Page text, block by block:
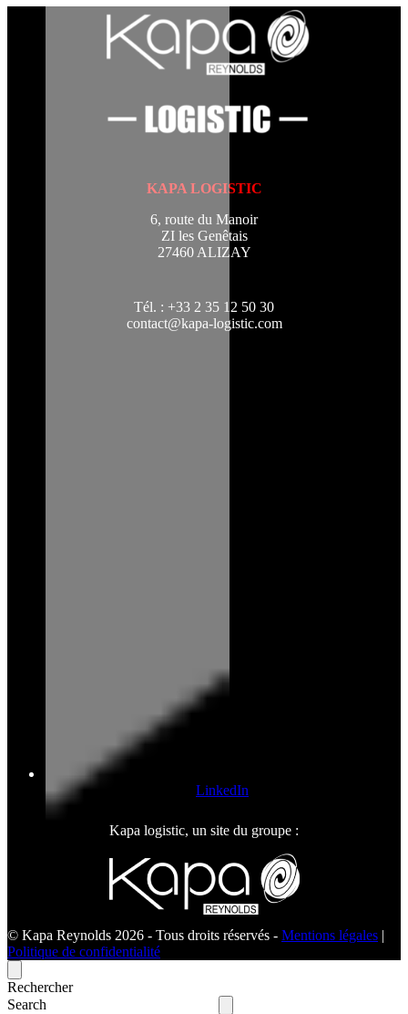
KAPA LOGISTIC
6, route du Manoir
ZI les Genêtais
27460 ALIZAY
Tél. : +33 2 35 12 50 30
contact@kapa-logistic.com
LinkedIn
Kapa logistic, un site du groupe :
© Kapa Reynolds 2026 - Tous droits réservés - Mentions légales |
Politique de confidentialité
Rechercher
Search